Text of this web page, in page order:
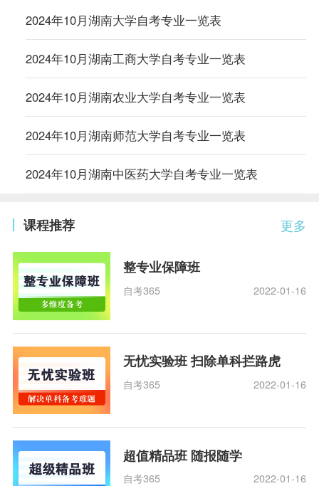
2024年10月湖南大学自考专业一览表
2024年10月湖南工商大学自考专业一览表
2024年10月湖南农业大学自考专业一览表
2024年10月湖南师范大学自考专业一览表
2024年10月湖南中医药大学自考专业一览表
更多
课程推荐
整专业保障班
自考365 2022-01-16
无忧实验班 扫除单科拦路虎
自考365 2022-01-16
超值精品班 随报随学
自考365 2022-01-16